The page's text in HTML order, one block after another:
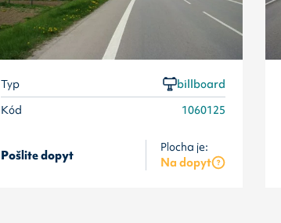
Typ
billboard
Kód
1060125
Pošlite dopyt Plocha je:
Na dopyt